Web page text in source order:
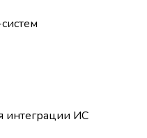
интеграции ИС